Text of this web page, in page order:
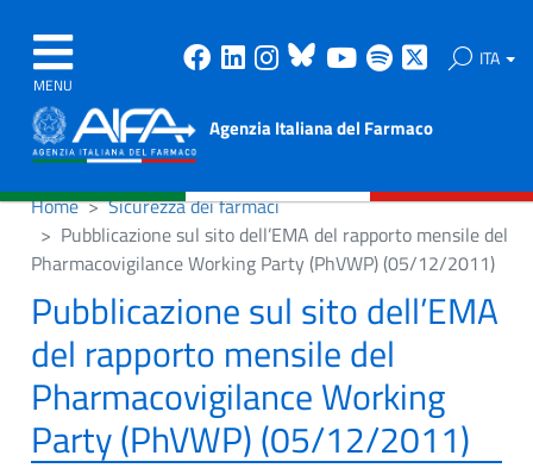
MENU
Facebook
Linkedin
Instagram
Bluesky
Youtube
Spotify ITA
Agenzia Italiana del Farmaco
Home
Sicurezza dei farmaci
Pubblicazione sul sito dell’EMA del rapporto mensile del
Pharmacovigilance Working Party (PhVWP) (05/12/2011)
Pubblicazione sul sito dell’EMA
del rapporto mensile del
Pharmacovigilance Working
Party (PhVWP) (05/12/2011)